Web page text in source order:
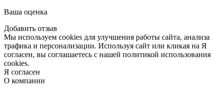
Ваша оценка
Добавить отзыв
Мы используем cookies для улучшения работы сайта, анализа
трафика и персонализации. Используя сайт или кликая на Я
согласен, вы соглашаетесь с нашей политикой использования
cookies.
Я согласен
О компании